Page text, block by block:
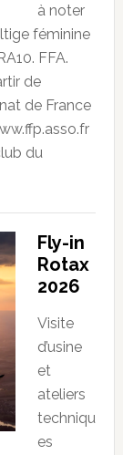
à noter
féminine
FFA.
de
de France
du
Fly-in
Rotax
2026
Visite
d’usine
et
ateliers
techniqu
es